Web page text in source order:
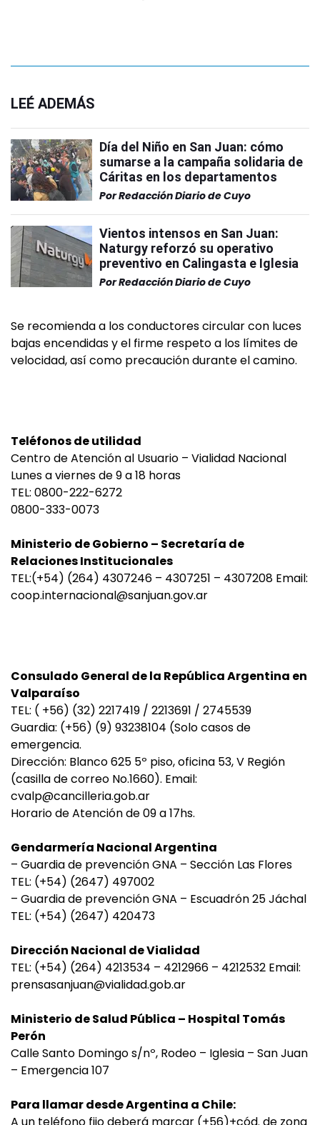
LEÉ ADEMÁS
Día del Niño en San Juan: cómo
sumarse a la campaña solidaria de
Cáritas en los departamentos
PorRedacción Diario de Cuyo
Vientos intensos en San Juan:
Naturgy reforzó su operativo
preventivo en Calingasta e Iglesia
PorRedacción Diario de Cuyo
Se recomienda a los conductores circular con luces
bajas encendidas y el firme respeto a los límites de
velocidad, así como precaución durante el camino.
Teléfonos de utilidad
Centro de Atención al Usuario – Vialidad Nacional
Lunes a viernes de 9 a 18 horas
TEL: 0800-222-6272
0800-333-0073
Ministerio de Gobierno – Secretaría de
Relaciones Institucionales
TEL:(+54) (264) 4307246 – 4307251 – 4307208 Email:
coop.internacional@sanjuan.gov.ar
Consulado General de la República Argentina en
Valparaíso
TEL: ( +56) (32) 2217419 / 2213691 / 2745539
Guardia: (+56) (9) 93238104 (Solo casos de
emergencia.
Dirección: Blanco 625 5º piso, oficina 53, V Región
(casilla de correo No.1660). Email:
cvalp@cancilleria.gob.ar
Horario de Atención de 09 a 17hs.
Gendarmería Nacional Argentina
– Guardia de prevención GNA – Sección Las Flores
TEL: (+54) (2647) 497002
– Guardia de prevención GNA – Escuadrón 25 Jáchal
TEL: (+54) (2647) 420473
Dirección Nacional de Vialidad
TEL: (+54) (264) 4213534 – 4212966 – 4212532 Email:
prensasanjuan@vialidad.gob.ar
Ministerio de Salud Pública – Hospital Tomás
Perón
Calle Santo Domingo s/nº, Rodeo – Iglesia – San Juan
– Emergencia 107
Para llamar desde Argentina a Chile: